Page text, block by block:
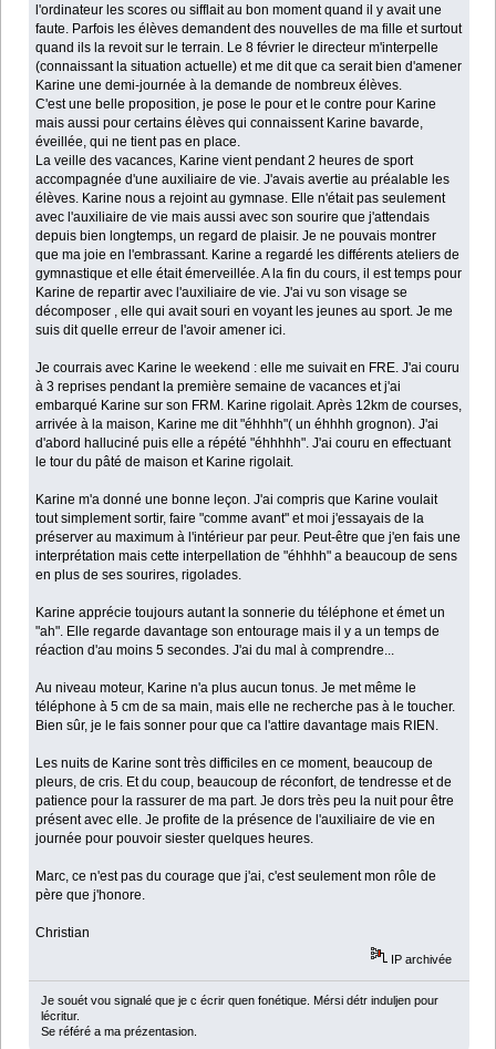
l'ordinateur les scores ou sifflait au bon moment quand il y avait une
faute. Parfois les élèves demandent des nouvelles de ma fille et surtout
quand ils la revoit sur le terrain. Le 8 février le directeur m'interpelle
(connaissant la situation actuelle) et me dit que ca serait bien d'amener
Karine une demi-journée à la demande de nombreux élèves.
C'est une belle proposition, je pose le pour et le contre pour Karine
mais aussi pour certains élèves qui connaissent Karine bavarde,
éveillée, qui ne tient pas en place.
La veille des vacances, Karine vient pendant 2 heures de sport
accompagnée d'une auxiliaire de vie. J'avais avertie au préalable les
élèves. Karine nous a rejoint au gymnase. Elle n'était pas seulement
avec l'auxiliaire de vie mais aussi avec son sourire que j'attendais
depuis bien longtemps, un regard de plaisir. Je ne pouvais montrer
que ma joie en l'embrassant. Karine a regardé les différents ateliers de
gymnastique et elle était émerveillée. A la fin du cours, il est temps pour
Karine de repartir avec l'auxiliaire de vie. J'ai vu son visage se
décomposer , elle qui avait souri en voyant les jeunes au sport. Je me
suis dit quelle erreur de l'avoir amener ici.
Je courrais avec Karine le weekend : elle me suivait en FRE. J'ai couru
à 3 reprises pendant la première semaine de vacances et j'ai
embarqué Karine sur son FRM. Karine rigolait. Après 12km de courses,
arrivée à la maison, Karine me dit "éhhhh"( un éhhhh grognon). J'ai
d'abord halluciné puis elle a répété "éhhhhh". J'ai couru en effectuant
le tour du pâté de maison et Karine rigolait.
Karine m'a donné une bonne leçon. J'ai compris que Karine voulait
tout simplement sortir, faire "comme avant" et moi j'essayais de la
préserver au maximum à l'intérieur par peur. Peut-être que j'en fais une
interprétation mais cette interpellation de "éhhhh" a beaucoup de sens
en plus de ses sourires, rigolades.
Karine apprécie toujours autant la sonnerie du téléphone et émet un
"ah". Elle regarde davantage son entourage mais il y a un temps de
réaction d'au moins 5 secondes. J'ai du mal à comprendre...
Au niveau moteur, Karine n'a plus aucun tonus. Je met même le
téléphone à 5 cm de sa main, mais elle ne recherche pas à le toucher.
Bien sûr, je le fais sonner pour que ca l'attire davantage mais RIEN.
Les nuits de Karine sont très difficiles en ce moment, beaucoup de
pleurs, de cris. Et du coup, beaucoup de réconfort, de tendresse et de
patience pour la rassurer de ma part. Je dors très peu la nuit pour être
présent avec elle. Je profite de la présence de l'auxiliaire de vie en
journée pour pouvoir siester quelques heures.
Marc, ce n'est pas du courage que j'ai, c'est seulement mon rôle de
père que j'honore.
Christian
IP archivée
Je souét vou signalé que je c écrir quen fonétique. Mérsi détr induljen pour
lécritur.
Se référé a ma prézentasion.